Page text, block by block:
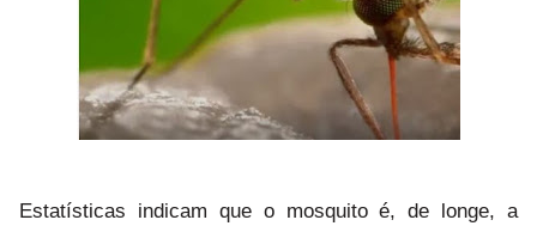
Estatísticas indicam que o mosquito é, de longe, a